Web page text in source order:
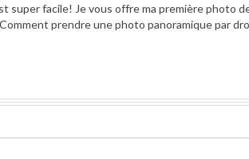
super facile! Je vous offre ma première photo
prendre une photo panoramique par